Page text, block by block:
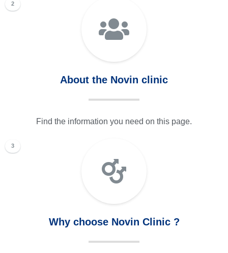
About the Novin clinic
Find the information you need on this page.
2
Why choose Novin Clinic ?
3